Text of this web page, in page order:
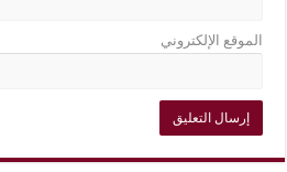
الموقع الإلكتروني